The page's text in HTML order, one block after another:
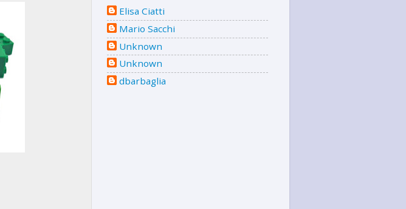
Elisa Ciatti
Mario Sacchi
Unknown
Unknown
dbarbaglia